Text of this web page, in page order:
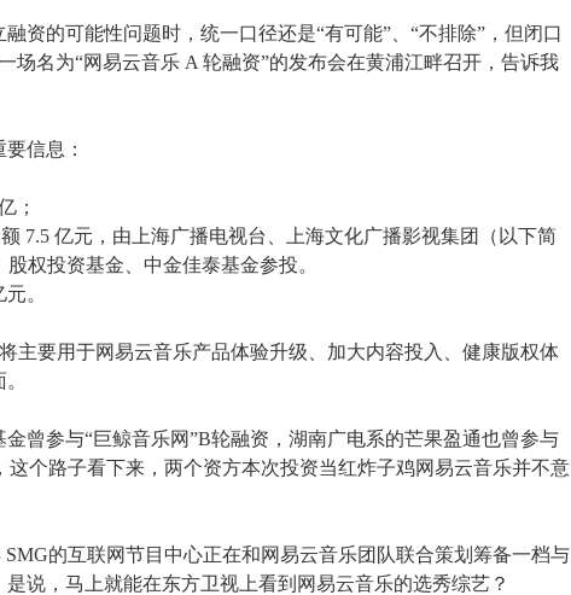
资的可能性问题时，统一口径还是“有可能”、“不排除”，但闭口
场名为“网易云音乐 A 轮融资”的发布会在黄浦江畔召开，告诉我
信息：
；
7.5 亿元，由上海广播电视台、上海文化广播影视集团（以下简
权投资基金、中金佳泰基金参投。
。
主要用于网易云音乐产品体验升级、加大内容投入、健康版权体
曾参与“巨鲸音乐网”B轮融资，湖南广电系的芒果盈通也曾参与
这个路子看下来，两个资方本次投资当红炸子鸡网易云音乐并不意
的互联网节目中心正在和网易云音乐团队联合策划筹备一档与
说，马上就能在东方卫视上看到网易云音乐的选秀综艺？